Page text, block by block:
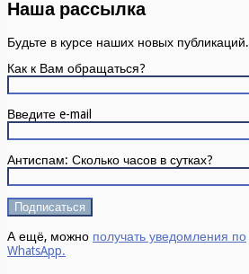
Наша рассылка
Будьте в курсе наших новых публикаций.
Как к Вам обращаться?
Введите e-mail
Антиспам: Сколько часов в сутках?
А ещё, можно получать уведомления по
WhatsApp.